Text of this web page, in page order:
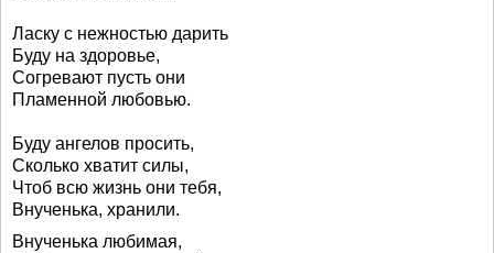
Ласку с нежностью дарить
Буду на здоровье,
Согревают пусть они
Пламенной любовью.
Буду ангелов просить,
Сколько хватит силы,
Чтоб всю жизнь они тебя,
Внученька, хранили.
Внученька любимая,